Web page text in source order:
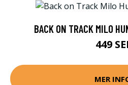
BACK ON TRACK MILO
449
MER